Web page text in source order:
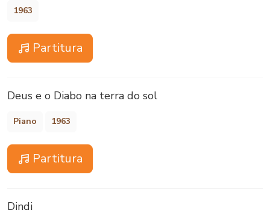
1963
Partitura
Deus e o Diabo na terra do sol
Piano 1963
Partitura
Dindi